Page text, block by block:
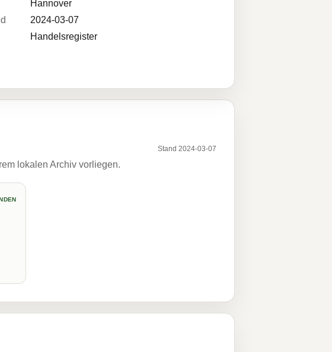
Hannover
2024-03-07
Handelsregister
Stand 2024-03-07
lokalen Archiv vorliegen.